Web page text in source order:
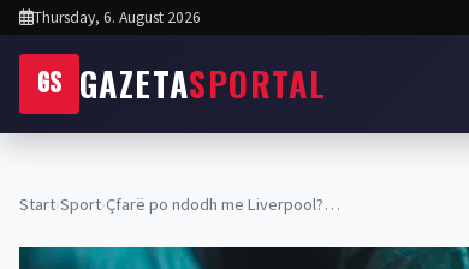
Thursday, 6. August 2026
GS GAZETASPORTAL
Start›Sport›Çfarë po ndodh me Liverpool?…